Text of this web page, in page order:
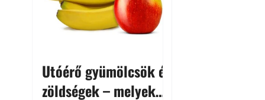
Utóérő gyümölcsök és
zöldségek – melyek